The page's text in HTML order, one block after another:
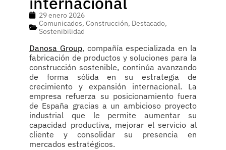
29 enero 2026
Comunicados, Construcción, Destacado,
Sostenibilidad
Danosa Group, compañía especializada en la
fabricación de productos y soluciones para la
construcción sostenible, continúa avanzando
de forma sólida en su estrategia de
crecimiento y expansión internacional. La
empresa refuerza su posicionamiento fuera
de España gracias a un ambicioso proyecto
industrial que le permite aumentar su
capacidad productiva, mejorar el servicio al
cliente y consolidar su presencia en
mercados estratégicos.